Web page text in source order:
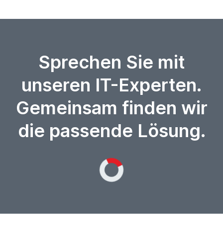
Sprechen Sie mit
unseren IT-Experten.
Gemeinsam finden wir
die passende Lösung.